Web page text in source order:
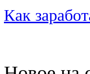
Как